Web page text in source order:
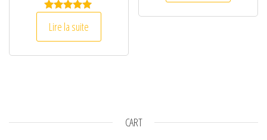
5.00
Lire la suite
CART